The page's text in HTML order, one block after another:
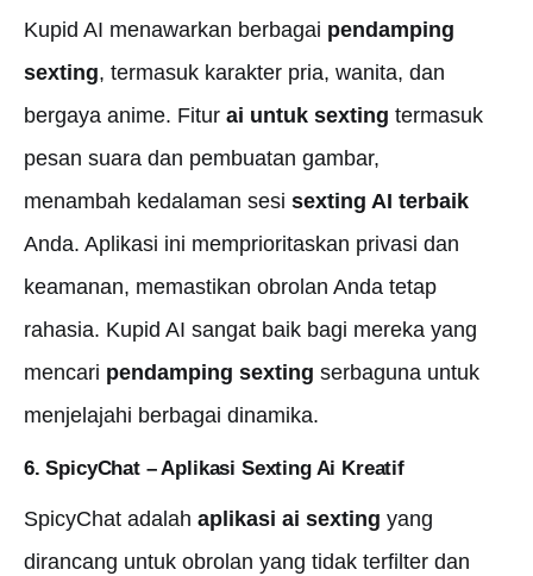
Kupid AI menawarkan berbagai pendamping
sexting, termasuk karakter pria, wanita, dan
bergaya anime. Fitur ai untuk sexting termasuk
pesan suara dan pembuatan gambar,
menambah kedalaman sesi sexting AI terbaik
Anda. Aplikasi ini memprioritaskan privasi dan
keamanan, memastikan obrolan Anda tetap
rahasia. Kupid AI sangat baik bagi mereka yang
mencari pendamping sexting serbaguna untuk
menjelajahi berbagai dinamika.
6. SpicyChat – Aplikasi Sexting Ai Kreatif
SpicyChat adalah aplikasi ai sexting yang
dirancang untuk obrolan yang tidak terfilter dan